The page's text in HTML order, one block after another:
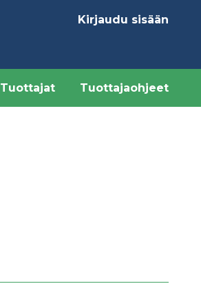
Käyttäjävalikko
Kirjaudu sisään
Tuottajat Tuottajaohjeet